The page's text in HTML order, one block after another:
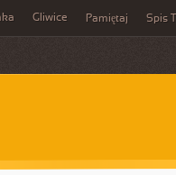
Gliwice Pamiętaj Spis